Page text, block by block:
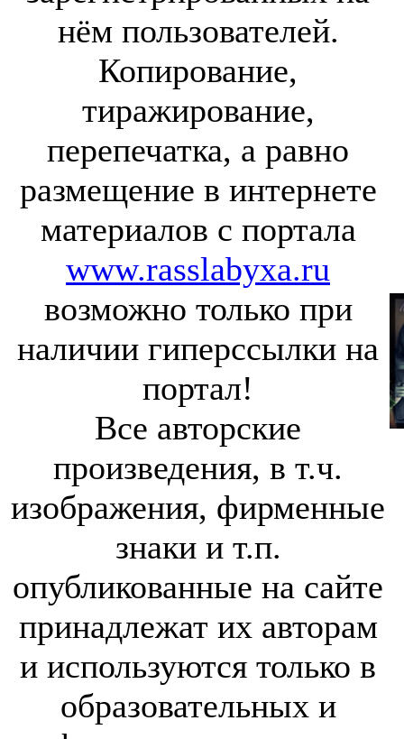
нём пользователей.
Копирование,
тиражирование,
перепечатка, а равно
размещение в интернете
материалов с портала
www.rasslabyxa.ru
возможно только при
наличии гиперссылки на
портал!
Все авторские
произведения, в т.ч.
изображения, фирменные
знаки и т.п.
опубликованные на сайте
принадлежат их авторам
и используются только в
образовательных и